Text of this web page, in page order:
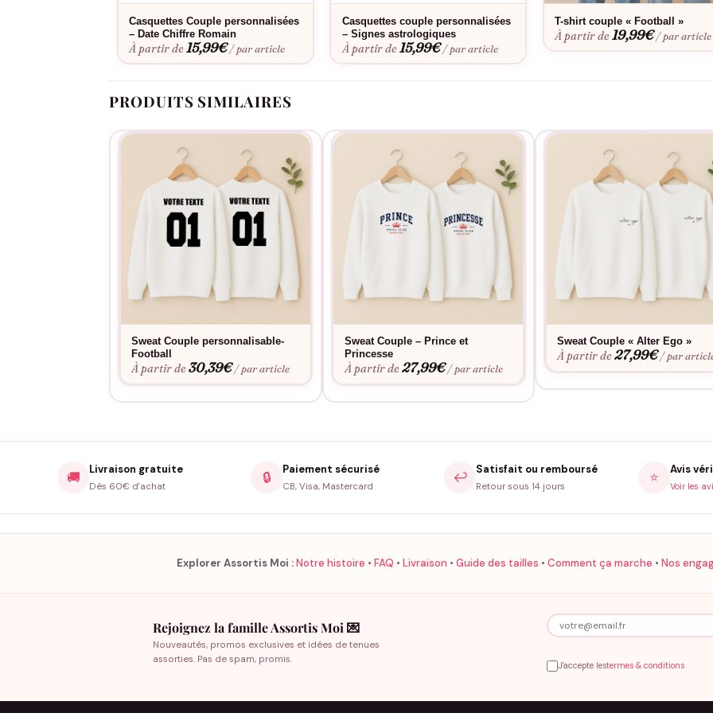
Casquettes Couple personnalisées
– Date Chiffre Romain
À partir de15,99€ / par article
Casquettes couple personnalisées
– Signes astrologiques
À partir de15,99€ / par article
T-shirt couple « Football »
À partir de19,99€ / par article
PRODUITS SIMILAIRES
Sweat Couple personnalisable-
Football
À partir de30,39€ / par article
Sweat Couple – Prince et
Princesse
À partir de27,99€ / par article
Sweat Couple « Alter Ego »
À partir de27,99€ / par
🚚 Livraison gratuite
Dès 60€ d'achat
🔒 Paiement sécurisé
CB, Visa, Mastercard
↩️ Satisfait ou remboursé
Retour sous 14 jours
⭐ Avis
Voir les
Explorer Assortis Moi :Notre histoire • FAQ • Livraison • Guide des tailles • Comment ça marche • Nos
Rejoignez la famille Assortis Moi 💌
Nouveautés, promos exclusives et idées de tenues
assorties. Pas de spam, promis.
J'accepte lestermes & conditions